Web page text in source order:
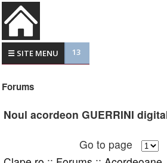
☰ SITE MENU 13
Forums
Noul acordeon GUERRINI
Go to page